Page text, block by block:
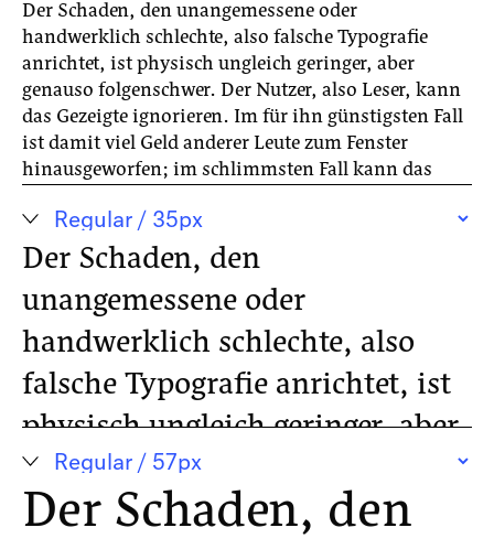
Der Schaden, den unangemessene oder
handwerklich schlechte, also falsche Typografie
anrichtet, ist physisch ungleich geringer, aber
genauso folgenschwer. Der Nutzer, also Leser, kann
das Gezeigte ignorieren. Im für ihn günstigsten Fall
ist damit viel Geld anderer Leute zum Fenster
hinausgeworfen; im schlimmsten Fall kann das
Gedrucktem Geld kosten oder sogar Gesundheit und
Leben. Steuerformulare und Warnhinweise sind
allerdings die Ausnahmen, denn fast alles, was uns
an Typografie, also gestalteter Sprache täglich
verfolgt, ist von viel weniger Bedeutung für die
Existenz der Empfänger. Die meisten Drucksachen
dienen entweder unmittelbar der Werbung oder
dazu, die Seiten zwischen den Anzeigen zu füllen.
Wohlbefinden, weil es eines der drei
Grundbedürfnisse erfüllt: neben Nahrung und
Fortpflanzung ist das die Unterkunft: Schutz vor
Der Schaden, den
unangemessene oder
handwerklich schlechte, also
falsche Typografie anrichtet, ist
physisch ungleich geringer, aber
genauso folgenschwer. Der
Nutzer, also Leser, kann das
Der Schaden, den